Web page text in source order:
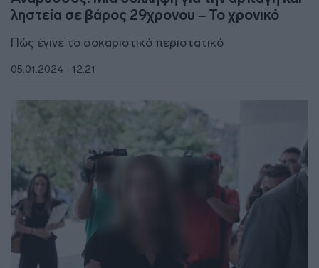
ληστεία σε βάρος 29χρονου – Το χρονικό
Πώς έγινε το σοκαριστικό περιστατικό
05.01.2024 - 12:21